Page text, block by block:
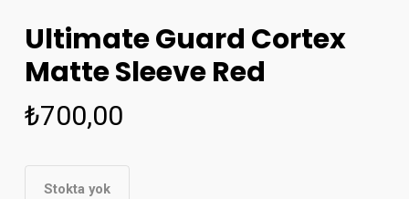
Ultimate Guard Cortex
Matte Sleeve Red
₺700,00
Stokta yok